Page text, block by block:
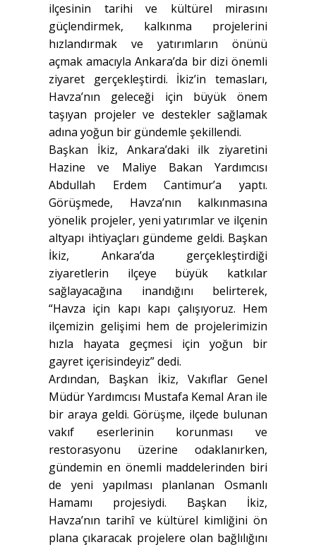
ilçesinin tarihi ve kültürel mirasını
güçlendirmek, kalkınma projelerini
hızlandırmak ve yatırımların önünü
açmak amacıyla Ankara’da bir dizi önemli
ziyaret gerçekleştirdi. İkiz’in temasları,
Havza’nın geleceği için büyük önem
taşıyan projeler ve destekler sağlamak
adına yoğun bir gündemle şekillendi.
Başkan İkiz, Ankara’daki ilk ziyaretini
Hazine ve Maliye Bakan Yardımcısı
Abdullah Erdem Cantimur’a yaptı.
Görüşmede, Havza’nın kalkınmasına
yönelik projeler, yeni yatırımlar ve ilçenin
altyapı ihtiyaçları gündeme geldi. Başkan
İkiz, Ankara’da gerçekleştirdiği
ziyaretlerin ilçeye büyük katkılar
sağlayacağına inandığını belirterek,
“Havza için kapı kapı çalışıyoruz. Hem
ilçemizin gelişimi hem de projelerimizin
hızla hayata geçmesi için yoğun bir
gayret içerisindeyiz” dedi.
Ardından, Başkan İkiz, Vakıflar Genel
Müdür Yardımcısı Mustafa Kemal Aran ile
bir araya geldi. Görüşme, ilçede bulunan
vakıf eserlerinin korunması ve
restorasyonu üzerine odaklanırken,
gündemin en önemli maddelerinden biri
de yeni yapılması planlanan Osmanlı
Hamamı projesiydi. Başkan İkiz,
Havza’nın tarihî ve kültürel kimliğini ön
plana çıkaracak projelere olan bağlılığını